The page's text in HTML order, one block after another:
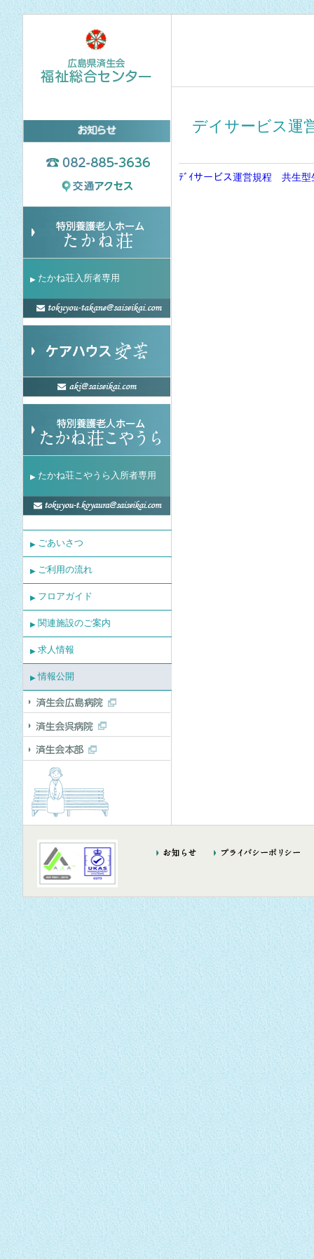
▶ たかね荘入所者専用
▶ たかね荘こやうら入所者専用
▶ ごあいさつ
▶ ご利用の流れ
▶ フロアガイド
▶ 関連施設のご案内
▶ 求人情報
▶ 情報公開
デイサービス運
ﾃﾞｲサービス運営規程 共生型